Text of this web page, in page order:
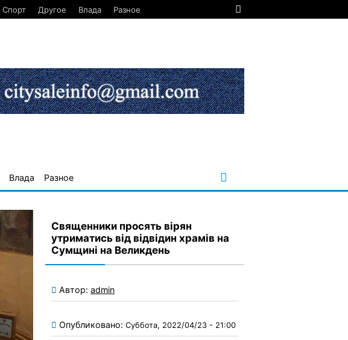
Спорт Другое Влада Разное
Влада Разное
Священники просять вірян
утриматись від відвідин храмів на
Сумщині на Великдень
Автор: admin
Опубликовано: Суббота, 2022/04/23 - 21:00